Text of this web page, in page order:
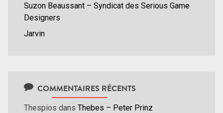
Suzon Beaussant – Syndicat des Serious Game
Designers
Jarvin
COMMENTAIRES RÉCENTS
Thespios dans Thebes – Peter Prinz